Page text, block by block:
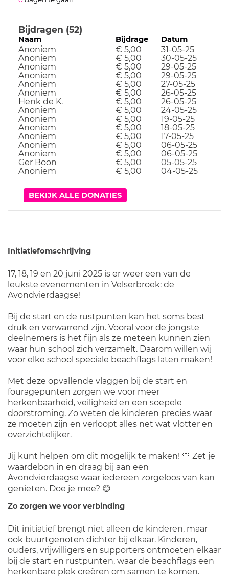
Bijdragen (52)
Naam Bijdrage Datum
Anoniem € 5,00
31-05-25
Anoniem
€ 5,00
30-05-25
Anoniem
€ 5,00
29-05-25
Anoniem
€ 5,00
29-05-25
Anoniem
€ 5,00
27-05-25
Anoniem
€ 5,00
26-05-25
Henk de K.
€ 5,00
26-05-25
Anoniem
€ 5,00
24-05-25
Anoniem
€ 5,00
19-05-25
Anoniem
€ 5,00
18-05-25
Anoniem
€ 5,00
17-05-25
Anoniem
€ 5,00
06-05-25
Anoniem
€ 5,00
06-05-25
Ger Boon
€ 5,00
05-05-25
Anoniem
€ 5,00 04-05-25
BEKIJK ALLE DONATIES
Initiatiefomschrijving
17, 18, 19 en 20 juni 2025 is er weer een van de
leukste evenementen in Velserbroek: de
Avondvierdaagse!
Bij de start en de rustpunten kan het soms best
druk en verwarrend zijn. Vooral voor de jongste
deelnemers is het fijn als ze meteen kunnen zien
waar hun school zich verzamelt. Daarom willen wij
voor elke school speciale beachflags laten maken!
Met deze opvallende vlaggen bij de start en
fouragepunten zorgen we voor meer
herkenbaarheid, veiligheid en een soepele
doorstroming. Zo weten de kinderen precies waar
ze moeten zijn en verloopt alles net wat vlotter en
overzichtelijker.
Jij kunt helpen om dit mogelijk te maken! 💙 Zet je
waardebon in en draag bij aan een
Avondvierdaagse waar iedereen zorgeloos van kan
genieten. Doe je mee? 😊
Zo zorgen we voor verbinding
Dit initiatief brengt niet alleen de kinderen, maar
ook buurtgenoten dichter bij elkaar. Kinderen,
ouders, vrijwilligers en supporters ontmoeten elkaar
bij de start en rustpunten, waar de beachflags een
herkenbare plek creëren om samen te komen.